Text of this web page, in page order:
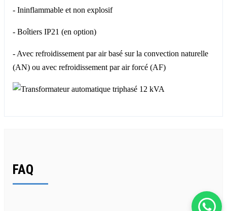
- Ininflammable et non explosif
- Boîtiers IP21 (en option)
- Avec refroidissement par air basé sur la convection naturelle
(AN) ou avec refroidissement par air forcé (AF)
FAQ